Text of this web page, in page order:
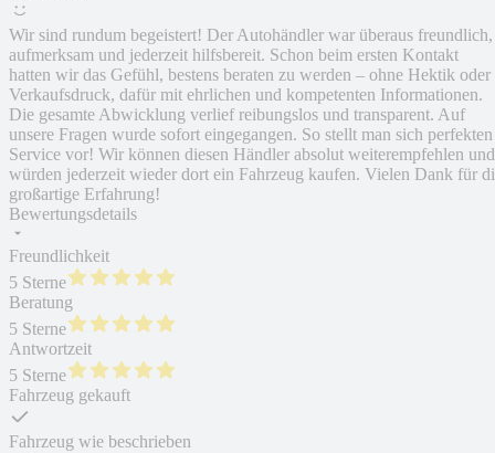
Wir sind rundum begeistert! Der Autohändler war überaus freundlich,
aufmerksam und jederzeit hilfsbereit. Schon beim ersten Kontakt
hatten wir das Gefühl, bestens beraten zu werden – ohne Hektik oder
Verkaufsdruck, dafür mit ehrlichen und kompetenten Informationen.
Die gesamte Abwicklung verlief reibungslos und transparent. Auf
unsere Fragen wurde sofort eingegangen. So stellt man sich perfekten
Service vor! Wir können diesen Händler absolut weiterempfehlen und
würden jederzeit wieder dort ein Fahrzeug kaufen. Vielen Dank für
großartige Erfahrung!
Bewertungsdetails
Freundlichkeit
5 Sterne
Beratung
5 Sterne
Antwortzeit
5 Sterne
Fahrzeug gekauft
Fahrzeug wie beschrieben